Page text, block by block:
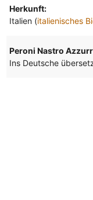
Herkunft:
Italien (italienisches
Peroni Nastro
Ins Deutsche